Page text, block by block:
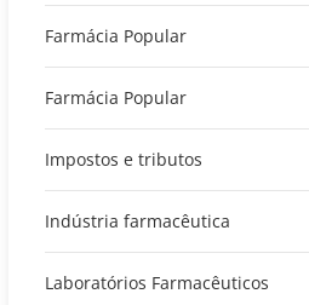
Farmácia Popular
Farmácia Popular
Impostos e tributos
Indústria farmacêutica
Laboratórios Farmacêuticos